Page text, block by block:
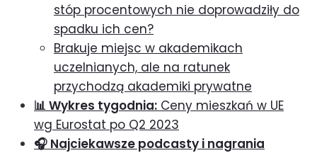
stóp procentowych nie doprowadziły do
spadku ich cen?
Brakuje miejsc w akademikach
uczelnianych, ale na ratunek
przychodzą akademiki prywatne
📊 Wykres tygodnia: Ceny mieszkań w UE
wg Eurostat po Q2 2023
🎧 Najciekawsze podcasty i nagrania